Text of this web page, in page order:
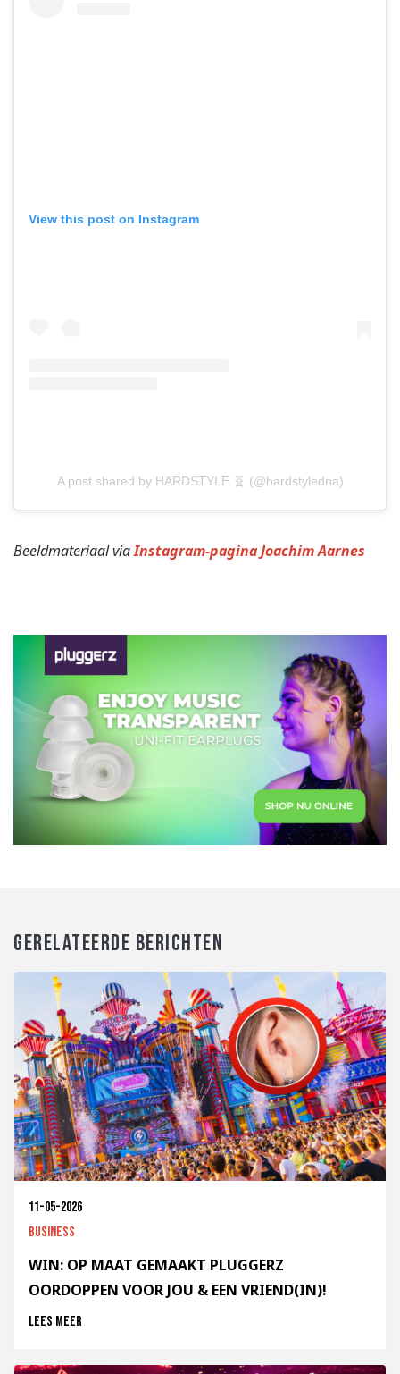
View this post on Instagram
A post shared by HARDSTYLE 🧬 (@hardstyledna)
Beeldmateriaal viaInstagram-pagina Joachim Aarnes
GERELATEERDE BERICHTEN
11-05-2026
Business
WIN: OP MAAT GEMAAKT PLUGGERZ
OORDOPPEN VOOR JOU & EEN VRIEND(IN)!
Lees meer